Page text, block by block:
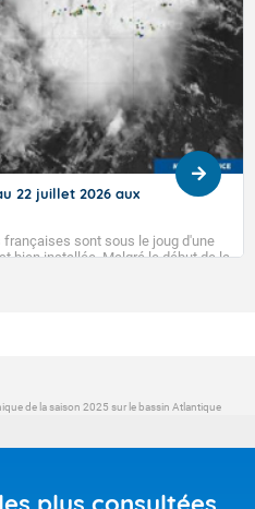
22 juillet 2026 aux
sont sous le joug d'une
bien installée. Malgré le début de la
de la saison 2025 sur le bassin Atlantique